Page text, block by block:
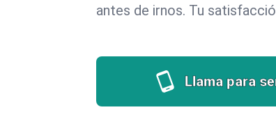
antes de irnos. Tu
Llama para